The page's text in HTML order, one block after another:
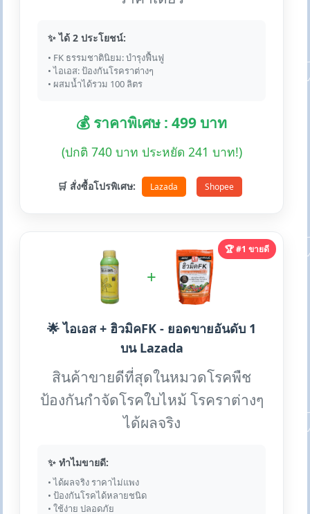
✨ ได้ 2 ประโยชน์:
• FK ธรรมชาตินิยม: บำรุงฟื้นฟู
• ไอเอส: ป้องกันโรคราต่างๆ
• ผสมน้ำได้รวม 100 ลิตร
💰 ราคาพิเศษ : 499 บาท
(ปกติ 740 บาท ประหยัด 241 บาท!)
🛒 สั่งซื้อโปรพิเศษ: Lazada Shopee
🏆 #1 ขายดี
+
🌟 ไอเอส + ฮิวมิคFK - ยอดขายอันดับ 1
บน Lazada
สินค้าขายดีที่สุดในหมวดโรคพืช
ป้องกันกำจัดโรคใบไหม้ โรคราต่างๆ
ได้ผลจริง
✨ ทำไมขายดี:
• ได้ผลจริง ราคาไม่แพง
• ป้องกันโรคได้หลายชนิด
• ใช้ง่าย ปลอดภัย